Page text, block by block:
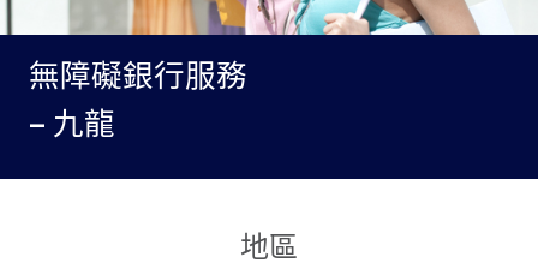
無障礙銀行服務
– 九龍
地區